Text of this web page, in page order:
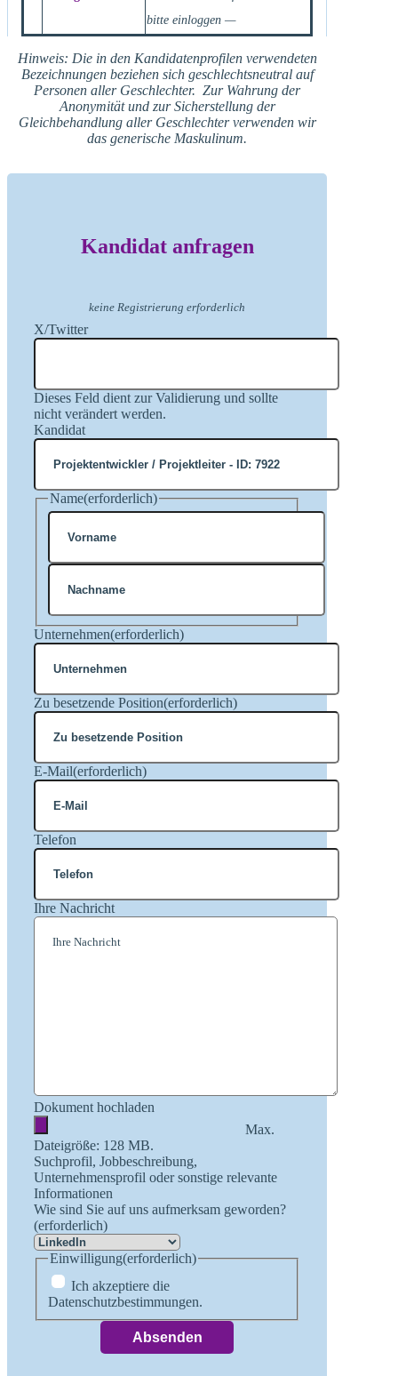
bitte einloggen —
Hinweis: Die in den Kandidatenprofilen verwendeten
Bezeichnungen beziehen sich geschlechtsneutral auf
Personen aller Geschlechter. Zur Wahrung der
Anonymität und zur Sicherstellung der
Gleichbehandlung aller Geschlechter verwenden wir
das generische Maskulinum.
Kandidat anfragen
keine Registrierung erforderlich
X/Twitter
Dieses Feld dient zur Validierung und sollte
nicht verändert werden.
Kandidat
Name(erforderlich)
Vorname
Nachname
Unternehmen(erforderlich)
Zu besetzende Position(erforderlich)
E-Mail(erforderlich)
Telefon
Ihre Nachricht
Dokument hochladen
Max.
Dateigröße: 128 MB.
Suchprofil, Jobbeschreibung,
Unternehmensprofil oder sonstige relevante
Informationen
Wie sind Sie auf uns aufmerksam geworden?
(erforderlich)
Einwilligung(erforderlich)
Ich akzeptiere die
Datenschutzbestimmungen.